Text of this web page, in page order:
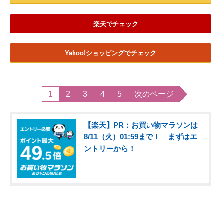
楽天でチェック
Yahoo!ショッピングでチェック
1 2 3 4 5 次のページ
【楽天】PR：お買い物マラソンは
8/11（火）01:59まで！ まずはエ
ントリーから！